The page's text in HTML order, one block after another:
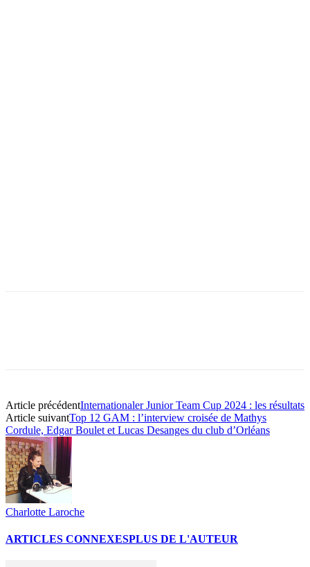
Article précédentInternationaler Junior Team Cup 2024 : les résultats
Article suivantTop 12 GAM : l’interview croisée de Mathys
Cordule, Edgar Boulet et Lucas Desanges du club d’Orléans
Charlotte Laroche
ARTICLES CONNEXESPLUS DE L'AUTEUR